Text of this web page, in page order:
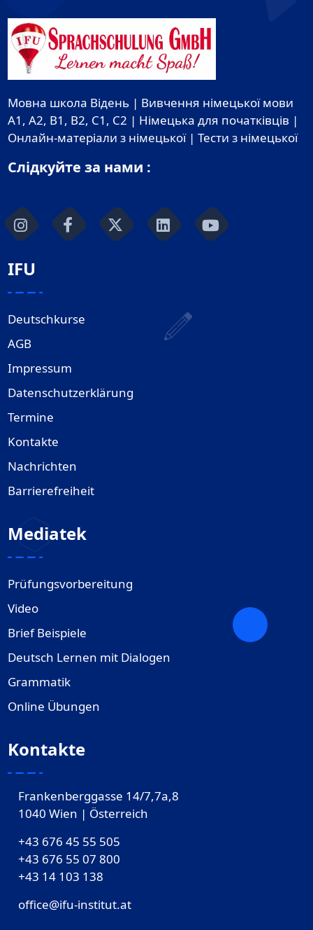
Мовна школа Відень | Вивчення німецької мови
A1, A2, B1, B2, C1, C2 | Німецька для початківців |
Онлайн-матеріали з німецької | Тести з німецької
Слідкуйте за нами :
IFU
Deutschkurse
AGB
Impressum
Datenschutzerklärung
Termine
Kontakte
Nachrichten
Barrierefreiheit
Mediatek
Prüfungsvorbereitung
Video
Brief Beispiele
Deutsch Lernen mit Dialogen
Grammatik
Online Übungen
Kontakte
Frankenberggasse 14/7,7a,8
1040 Wien | Österreich
+43 676 45 55 505
+43 676 55 07 800
‎+43 14 103 138
office@ifu-institut.at